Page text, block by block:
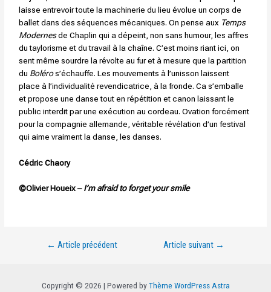
laisse entrevoir toute la machinerie du lieu évolue un corps de
ballet dans des séquences mécaniques. On pense aux Temps
Modernesde Chaplin qui a dépeint, non sans humour, les affres
du taylorisme et du travail à la chaîne. C’est moins riant ici, on
sent même sourdre la révolte au fur et à mesure que la partition
du Boléros’échauffe. Les mouvements à l’unisson laissent
place à l’individualité revendicatrice, à la fronde. Ca s’emballe
et propose une danse tout en répétition et canon laissant le
public interdit par une exécution au cordeau. Ovation forcément
pour la compagnie allemande, véritable révélation d’un festival
qui aime vraiment la danse, les danses.
Cédric Chaory
©Olivier Houeix –I’m afraid to forget your smile
← Article précédent Article suivant →
Copyright © 2026 | Powered byThème WordPress Astra